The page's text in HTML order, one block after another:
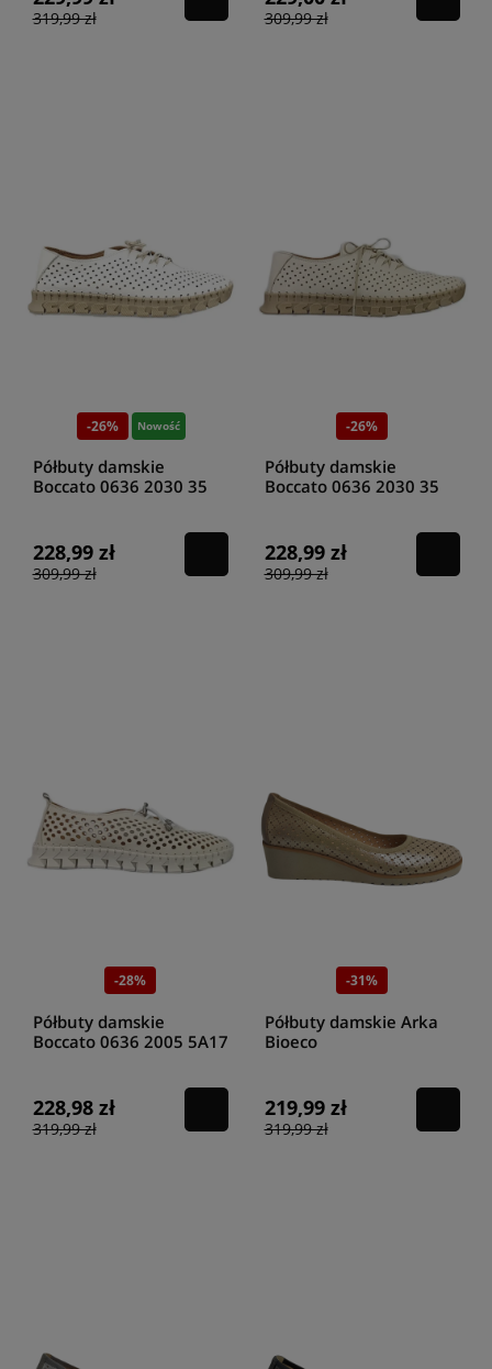
319,99 zł 309,99 zł
-26% Nowość
Półbuty damskie
Boccato 0636 2030 35
228,99 zł
309,99 zł
-26%
Półbuty damskie
Boccato 0636 2030 35
228,99 zł
309,99 zł
-28%
Półbuty damskie
Boccato 0636 2005 5A17
228,98 zł
319,99 zł
-31%
Półbuty damskie Arka
Bioeco
219,99 zł
319,99 zł